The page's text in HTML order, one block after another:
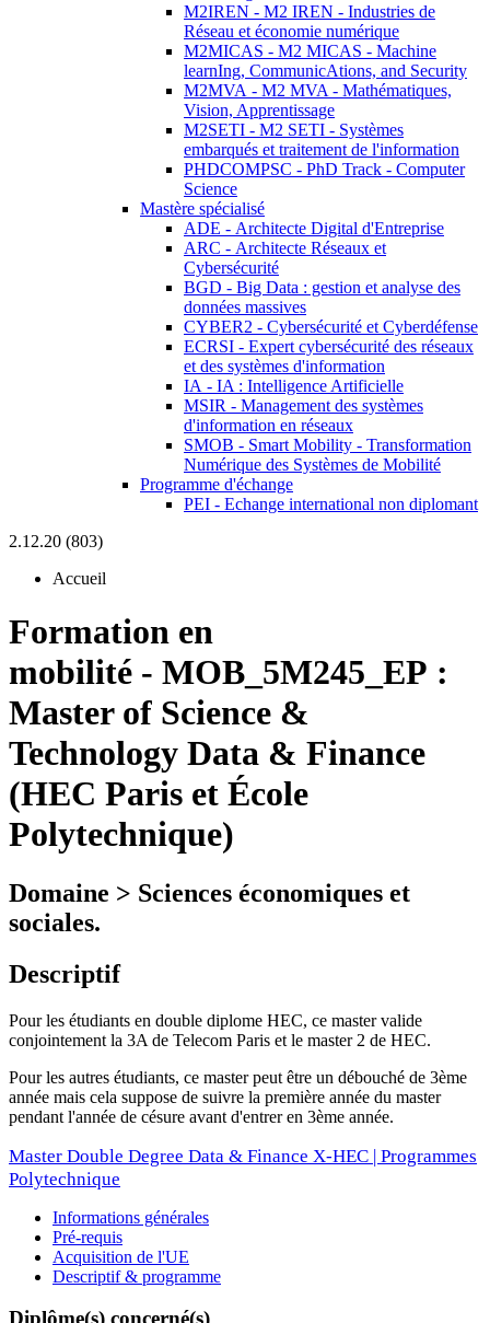
M2IREN - M2 IREN - Industries de
Réseau et économie numérique
M2MICAS - M2 MICAS - Machine
learnIng, CommunicAtions, and Security
M2MVA - M2 MVA - Mathématiques,
Vision, Apprentissage
M2SETI - M2 SETI - Systèmes
embarqués et traitement de l'information
PHDCOMPSC - PhD Track - Computer
Science
Mastère spécialisé
ADE - Architecte Digital d'Entreprise
ARC - Architecte Réseaux et
Cybersécurité
BGD - Big Data : gestion et analyse des
données massives
CYBER2 - Cybersécurité et Cyberdéfense
ECRSI - Expert cybersécurité des réseaux
et des systèmes d'information
IA - IA : Intelligence Artificielle
MSIR - Management des systèmes
d'information en réseaux
SMOB - Smart Mobility - Transformation
Numérique des Systèmes de Mobilité
Programme d'échange
PEI - Echange international non diplomant
2.12.20 (803)
Accueil
Formation en
mobilité - MOB_5M245_EP :
Master of Science &
Technology Data & Finance
(HEC Paris et École
Polytechnique)
Domaine > Sciences économiques et
sociales.
Descriptif
Pour les étudiants en double diplome HEC, ce master valide
conjointement la 3A de Telecom Paris et le master 2 de HEC.
Pour les autres étudiants, ce master peut être un débouché de 3ème
année mais cela suppose de suivre la première année du master
pendant l'année de césure avant d'entrer en 3ème année.
Master Double Degree Data & Finance X-HEC | Programmes
Polytechnique
Informations générales
Pré-requis
Acquisition de l'UE
Descriptif & programme